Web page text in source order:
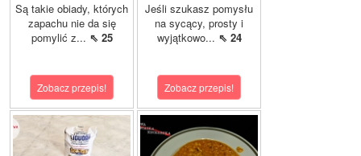
Są takie obiady, których
zapachu nie da się
pomylić z... ⇖ 25
Zobacz przepis!
Jeśli szukasz pomysłu
na sycący, prosty i
wyjątkowo... ⇖ 24
Zobacz przepis!